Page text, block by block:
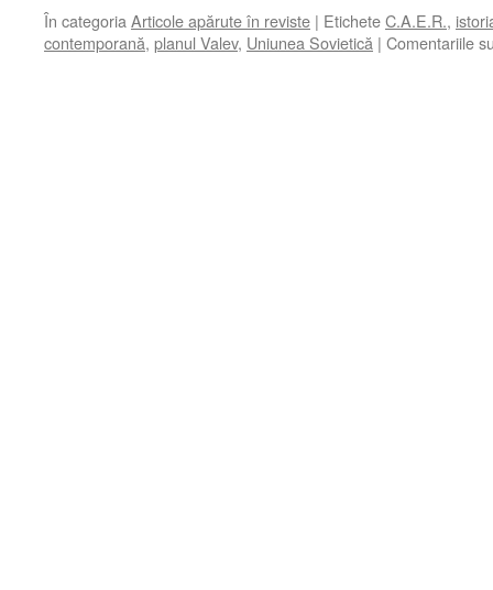
În categoria Articole apărute în reviste | EticheteC.A.E.R.,
contemporană, planul Valev, Uniunea Sovietică | Comentariile